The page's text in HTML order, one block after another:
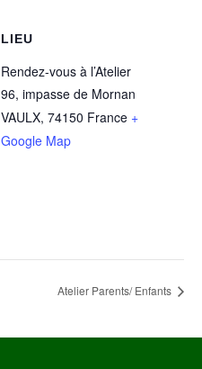
LIEU
Rendez-vous à l’Atelier
96, impasse de Mornan
VAULX, 74150 France +
Google Map
Atelier Parents/ Enfants